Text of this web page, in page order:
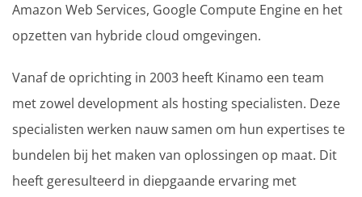
Amazon Web Services, Google Compute Engine en het
opzetten van hybride cloud omgevingen.
Vanaf de oprichting in 2003 heeft Kinamo een team
met zowel development als hosting specialisten. Deze
specialisten werken nauw samen om hun expertises te
bundelen bij het maken van oplossingen op maat. Dit
heeft geresulteerd in diepgaande ervaring met